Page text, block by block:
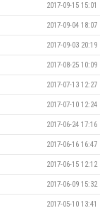
2017-09-15 15:01
2017-09-04 18:07
2017-09-03 20:19
2017-08-25 10:09
2017-07-13 12:27
2017-07-10 12:24
2017-06-24 17:16
2017-06-16 16:47
2017-06-15 12:12
2017-06-09 15:32
2017-05-10 13:41